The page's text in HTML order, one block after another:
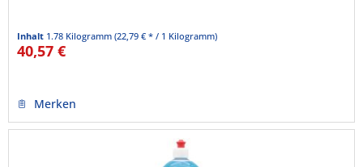
Inhalt 1.78 Kilogramm(22,79 € * / 1 Kilogramm)
40,57 €
Merken